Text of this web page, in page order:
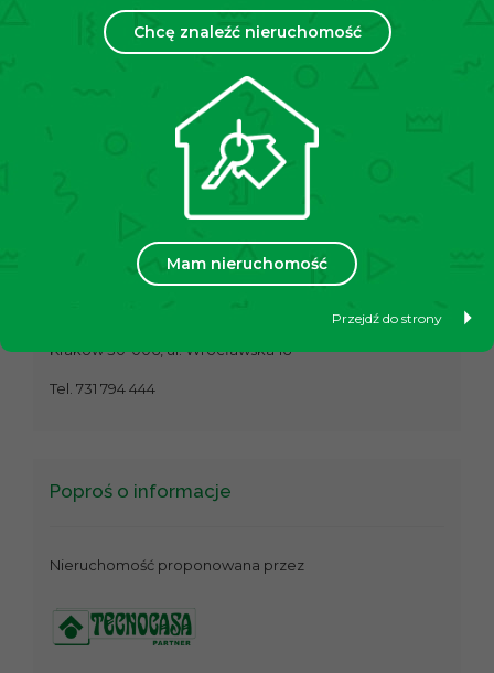
Chcę znaleźć nieruchomość
Mam nieruchomość
Przejdź do strony
sprawnego dojazdu do innych części Krakowa.
Mieszkanie znajduje się w niedalekiej odległości od
Nowego Kleparza, Parku Wyspiańskiego, Parku
Krowoderskiego oraz sklepów spożywczych takich jak:
Cena: 2400 + 400 zł (czynsz administracyjny)
Informujemy, że przed obejrzeniem nieruchomości
podpisujemy umowę pośrednictwa w najmie
Zapraszamy do kontaktu:
Agencja Nieruchomości Stara Krowodrza
Kraków 30-006, ul. Wrocławska 16
Tel. 731 794 444
Poproś o informacje
Nieruchomość proponowana przez